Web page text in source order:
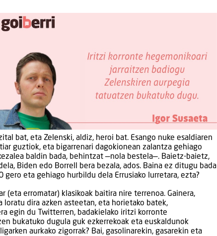
bat, eta Zelenski, aldiz, heroi bat. Esango nuke esaldiaren
guztiok, eta bigarrenari dagokionean zalantza gehiago
baldin bada, behintzat —nola bestela—. Baietz-baietz,
Biden edo Borrell bera bezala, ados. Baina ez ditugu bada
eta gehiago hurbildu dela Errusiako lurretara, ezta?
(eta erromatar) klasikoak baitira nire terrenoa. Gainera,
loratu dira azken asteetan, eta horietako batek,
egin du Twitterren, badakielako iritzi korronte
bukatuko dugula guk ezkerrekoak eta euskaldunok
aurkako zigorrak? Bai, gasolinarekin, gasarekin eta